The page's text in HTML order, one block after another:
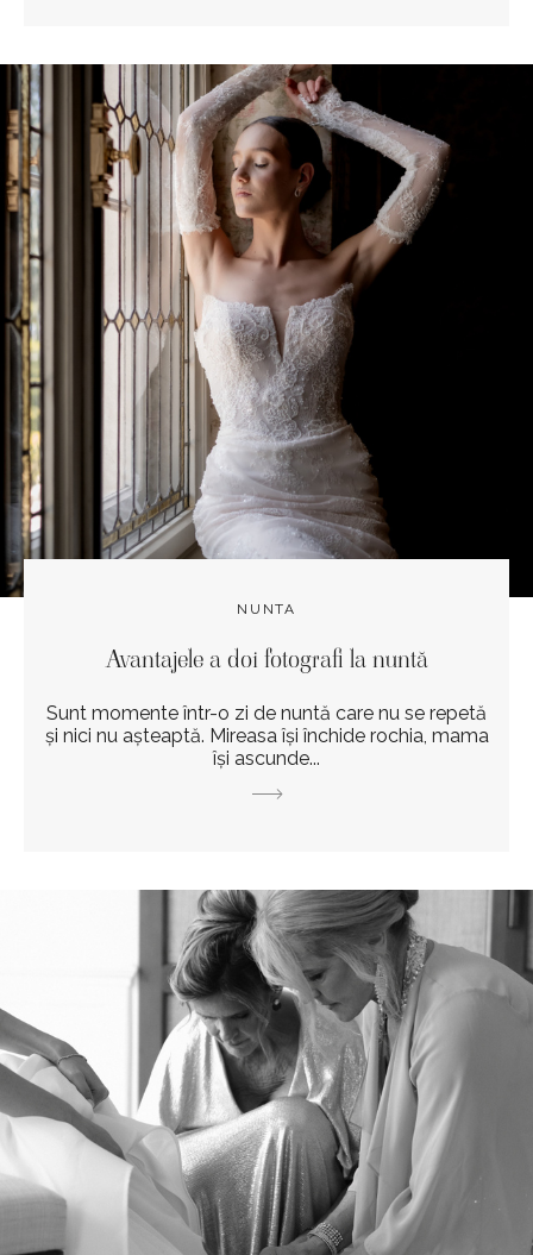
NUNTA
Avantajele a doi fotografi la nuntă
Sunt momente într-o zi de nuntă care nu se repetă
și nici nu așteaptă. Mireasa își închide rochia, mama
își ascunde...